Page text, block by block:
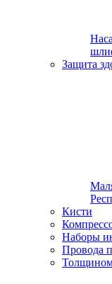
Защита
Кисти
Наборы
Провода